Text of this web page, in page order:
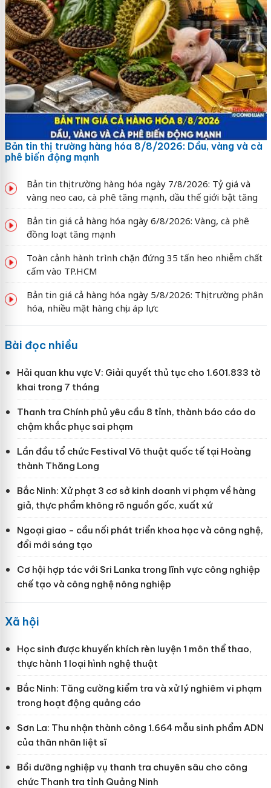
Bản tin thị trường hàng hóa 8/8/2026: Dầu, vàng và cà
phê biến động mạnh
Bản tin thị trường hàng hóa ngày 7/8/2026: Tỷ giá và
vàng neo cao, cà phê tăng mạnh, dầu thế giới bật tăng
Bản tin giá cả hàng hóa ngày 6/8/2026: Vàng, cà phê
đồng loạt tăng mạnh
Toàn cảnh hành trình chặn đứng 35 tấn heo nhiễm chất
cấm vào TP.HCM
Bản tin giá cả hàng hóa ngày 5/8/2026: Thị trường phân
hóa, nhiều mặt hàng chịu áp lực
Bài đọc nhiều
Hải quan khu vực V: Giải quyết thủ tục cho 1.601.833 tờ
khai trong 7 tháng
Thanh tra Chính phủ yêu cầu 8 tỉnh, thành báo cáo do
chậm khắc phục sai phạm
Lần đầu tổ chức Festival Võ thuật quốc tế tại Hoàng
thành Thăng Long
Bắc Ninh: Xử phạt 3 cơ sở kinh doanh vi phạm về hàng
giả, thực phẩm không rõ nguồn gốc, xuất xứ
Ngoại giao - cầu nối phát triển khoa học và công nghệ,
đổi mới sáng tạo
Cơ hội hợp tác với Sri Lanka trong lĩnh vực công nghiệp
chế tạo và công nghệ nông nghiệp
Xã hội
Học sinh được khuyến khích rèn luyện 1 môn thể thao,
thực hành 1 loại hình nghệ thuật
Bắc Ninh: Tăng cường kiểm tra và xử lý nghiêm vi phạm
trong hoạt động quảng cáo
Sơn La: Thu nhận thành công 1.664 mẫu sinh phẩm ADN
của thân nhân liệt sĩ
Bồi dưỡng nghiệp vụ thanh tra chuyên sâu cho công
chức Thanh tra tỉnh Quảng Ninh